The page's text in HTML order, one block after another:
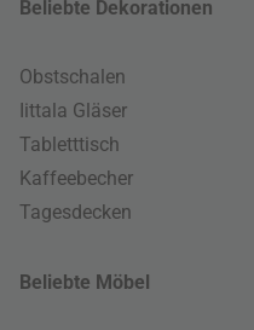
Beliebte Dekorationen
Obstschalen
Iittala Gläser
Tabletttisch
Kaffeebecher
Tagesdecken
Beliebte Möbel